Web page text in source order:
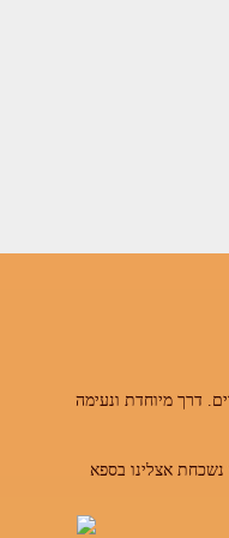
דרך מיוחדת ונעימה
אצלינו בספא